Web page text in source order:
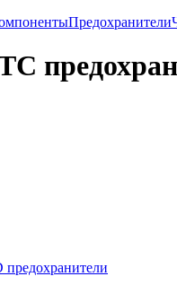
Предохранители